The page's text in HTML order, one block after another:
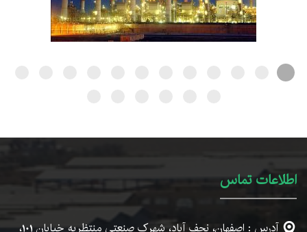
اطلاعات تماس
آدرس : اصفهان، نجف آباد، شهرک صنعتی منتظریه خیابان101،